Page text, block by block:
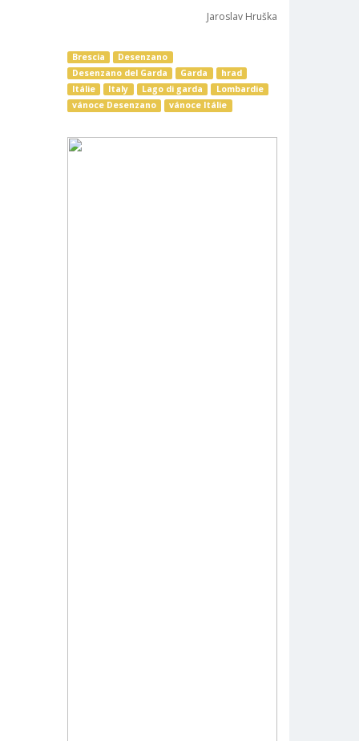
Jaroslav Hruška
Brescia
Desenzano
Desenzano del Garda
Garda
hrad
Itálie
Italy Lago di garda
Lombardie
vánoce Desenzano
vánoce Itálie